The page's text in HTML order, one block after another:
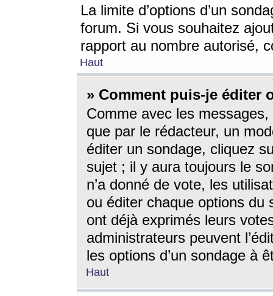
La limite d’options d’un
forum. Si vous souhaitez
rapport au nombre autorisé,
Haut
» Comment puis-je éditer
Comme avec les
que par le rédacteur, un
éditer un sondage, cliquez
sujet ; il y aura toujours le
n’a donné de vote, les
ou éditer chaque options du
ont déjà exprimés leurs
administrateurs peuvent
les options d’un sondage à
Haut